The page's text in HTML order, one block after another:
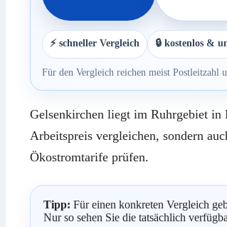
⚡ schneller Vergleich 🔒 kostenlos &
Für den Vergleich reichen meist Postleitzahl
Gelsenkirchen liegt im Ruhrgebiet
Arbeitspreis vergleichen, sondern
Ökostromtarife prüfen.
Tipp: Für einen konkreten Vergleich
Nur so sehen Sie die tatsächlich